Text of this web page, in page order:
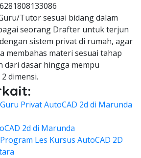
Tutor sesuai bidang dalam
seorang Drafter untuk terjun
sistem privat di rumah, agar
membahas materi sesuai tahap
dari dasar hingga mempu
dimensi.
Privat AutoCAD 2d di Marunda
2d di Marunda
Les Kursus AutoCAD 2D